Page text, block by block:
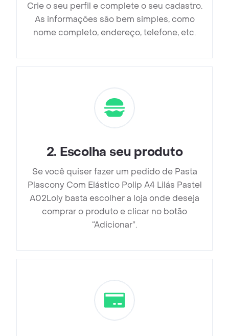
Crie o seu perfil e complete o seu cadastro.
As informações são bem simples, como
nome completo, endereço, telefone, etc.
2. Escolha seu produto
Se você quiser fazer um pedido de Pasta
Plascony Com Elástico Polip A4 Lilás Pastel
A02Loly basta escolher a loja onde deseja
comprar o produto e clicar no botão
“Adicionar”.